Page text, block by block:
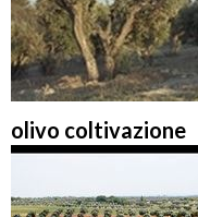
olivo coltivazione